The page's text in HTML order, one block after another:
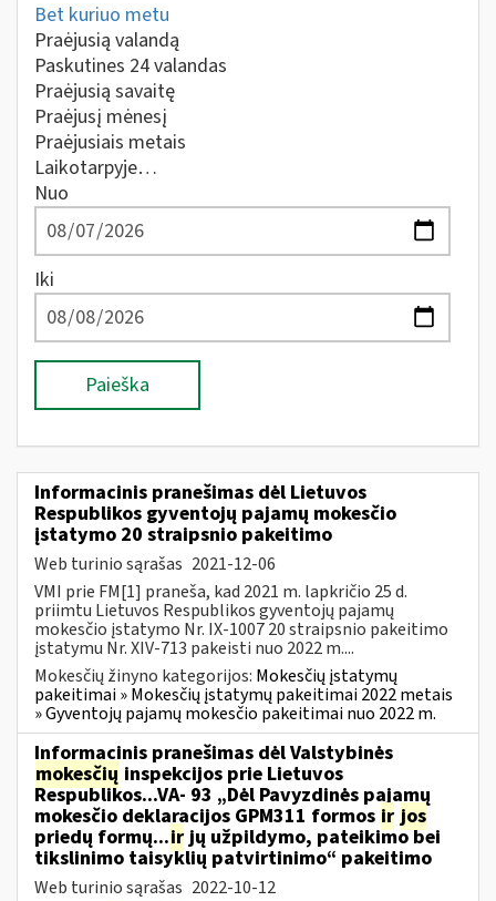
Bet kuriuo metu
Praėjusią valandą
Paskutines 24 valandas
Praėjusią savaitę
Praėjusį mėnesį
Praėjusiais metais
Laikotarpyje…
Nuo
Iki
Paieška
Informacinis pranešimas dėl Lietuvos
Respublikos gyventojų pajamų mokesčio
įstatymo 20 straipsnio pakeitimo
Web turinio sąrašas 2021-12-06
VMI prie FM[1] praneša, kad 2021 m. lapkričio 25 d.
priimtu Lietuvos Respublikos gyventojų pajamų
mokesčio įstatymo Nr. IX-1007 20 straipsnio pakeitimo
įstatymu Nr. XIV-713 pakeisti nuo 2022 m....
Mokesčių žinyno kategorijos: Mokesčių įstatymų
pakeitimai » Mokesčių įstatymų pakeitimai 2022 metais
» Gyventojų pajamų mokesčio pakeitimai nuo 2022 m.
Informacinis pranešimas dėl Valstybinės
mokesčių inspekcijos prie Lietuvos
Respublikos...VA- 93 „Dėl Pavyzdinės pajamų
mokesčio deklaracijos GPM311 formos ir jos
priedų formų...irjų užpildymo, pateikimo bei
tikslinimo taisyklių patvirtinimo“ pakeitimo
Web turinio sąrašas 2022-10-12